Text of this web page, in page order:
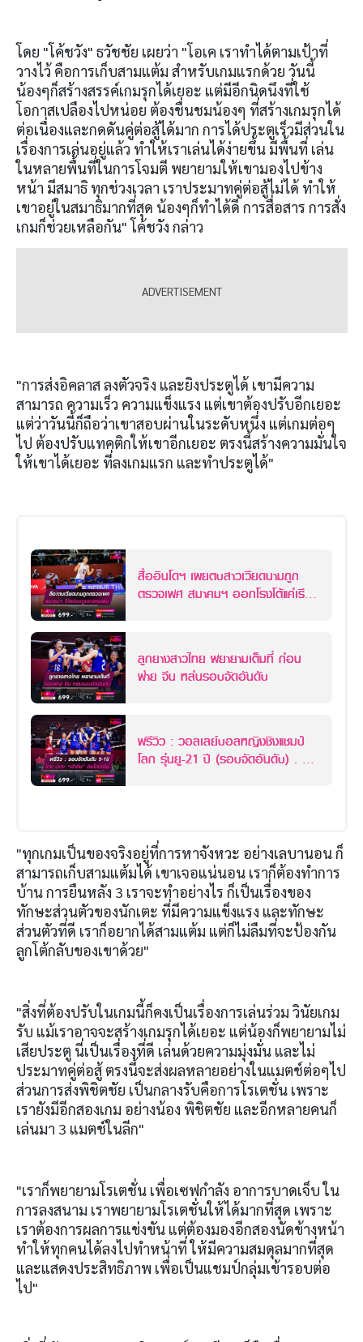
โดย "โค้ชวัง" ธวัชชัย เผยว่า "โอเค เราทำได้ตามเป้าที่
วางไว้ คือการเก็บสามแต้ม สำหรับเกมแรกด้วย วันนี้
น้องๆก็สร้างสรรค์เกมรุกได้เยอะ แต่มีอีกนิดนึงที่ใช้
โอกาสเปลืองไปหน่อย ต้องชื่นชมน้องๆ ที่สร้างเกมรุกได้
ต่อเนื่องและกดดันคู่ต่อสู้ได้มาก การได้ประตูเร็วมีส่วนใน
เรื่องการเล่นอยู่แล้ว ทำให้เราเล่นได้ง่ายขึ้น มีพื้นที่ เล่น
ในหลายพื้นที่ในการโจมตี พยายามให้เขามองไปข้าง
หน้า มีสมาธิ ทุกช่วงเวลา เราประมาทคู่ต่อสู้ไม่ได้ ทำให้
เขาอยู่ในสมาธิมากที่สุด น้องๆก็ทำได้ดี การสื่อสาร การสั่ง
เกมก็ช่วยเหลือกัน" โค้ชวัง กล่าว
"การส่งอิคลาส ลงตัวจริง และยิงประตูได้ เขามีความ
สามารถ ความเร็ว ความแข็งแรง แต่เขาต้องปรับอีกเยอะ
แต่ว่าวันนี้ก็ถือว่าเขาสอบผ่านในระดับหนึ่ง แต่เกมต่อๆ
ไป ต้องปรับแทคติกให้เขาอีกเยอะ ตรงนี้สร้างความมั่นใจ
ให้เขาได้เยอะ ที่ลงเกมแรก และทำประตูได้"
สื่ออินโดฯ เผยตบสาวเวียดนามถูก
ตรวจเพศ สมาคมฯ ออกโรงโต้แค่เรียก
ลูกยางสาวไทย พยายามเต็มที่ ก่อน
พ่าย จีน หล่นรอบจัดอันดับ
พรีวิว : วอลเลย์บอลหญิงชิงแชมป์
โลก รุ่นยู-21 ปี (รอบจัดอันดับ) . ทีม
"ทุกเกมเป็นของจริงอยู่ที่การหาจังหวะ อย่างเลบานอน ก็
สามารถเก็บสามแต้มได้ เขาเจอแน่นอน เราก็ต้องทำการ
บ้าน การยืนหลัง 3 เราจะทำอย่างไร ก็เป็นเรื่องของ
ทักษะส่วนตัวของนักเตะ ที่มีความแข็งแรง และทักษะ
ส่วนตัวที่ดี เราก็อยากได้สามแต้ม แต่ก็ไม่ลืมที่จะป้องกัน
ลูกโต้กลับของเขาด้วย"
"สิ่งที่ต้องปรับในเกมนี้ก็คงเป็นเรื่องการเล่นร่วม วินัยเกม
รับ แม้เราอาจจะสร้างเกมรุกได้เยอะ แต่น้องก็พยายามไม่
เสียประตู นี่เป็นเรื่องที่ดี เล่นด้วยความมุ่งมั่น และไม่
ประมาทคู่ต่อสู้ ตรงนี้จะส่งผลหลายอย่างในแมตช์ต่อๆไป
ส่วนการส่งพิชิตชัย เป็นกลางรับคือการโรเตชั่น เพราะ
เรายังมีอีกสองเกม อย่างน้อง พิชิตชัย และอีกหลายคนก็
เล่นมา 3 แมตช์ในลีก"
"เราก็พยายามโรเตชั่น เพื่อเซฟกำลัง อาการบาดเจ็บ ใน
การลงสนาม เราพยายามโรเตชั่นให้ได้มากที่สุด เพราะ
เราต้องการผลการแข่งขัน แต่ต้องมองอีกสองนัดข้างหน้า
ทำให้ทุกคนได้ลงไปทำหน้าที่ ให้มีความสมดุลมากที่สุด
และแสดงประสิทธิภาพ เพื่อเป็นแชมป์กลุ่มเข้ารอบต่อ
ไป"